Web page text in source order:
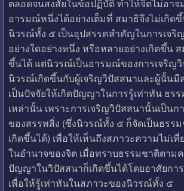
ตลอดจนสงสัยในข้อปฏิบัติ ทำให้จิตไม่อา
อารมณ์หนึ่งได้อย่างเต็มที่ สมาธิจึงไม่เกิด
นิวรณ์ทั้ง ๕ เป็นอุปสรรคสำคัญในการเจ
อย่างใดอย่างหนึ่ง หรือหลายอย่างเกิดขึ้น
ขึ้นได้ แต่นิวรณ์เป็นอารมณ์ของการเจริญ
นิวรณ์เกิดขึ้นกับผู้เจริญวิปัสสนาและผู้นั้นมี
เป็นปัจจัยให้เกิดปัญญาในการรู้เท่าทัน ธร
เหล่านั้น เพราะการเจริญวิปัสสนานั้นเป็นก
ของสรรพสิ่ง (ซึ่งนิวรณ์ทั้ง ๕ ก็จัดเป็นธรร
เกิดขึ้นได้) เพื่อให้เห็นถึงสภาวะความไม่เที่
ในอำนาจของจิต เมื่อทราบธรรมชาติตาม
ปัญญาในวิปัสสนาก็เกิดขึ้นได้โดยอาศัยกา
เพื่อให้รู้เท่าทันในสภาวะของนิวรณ์ทั้ง ๕